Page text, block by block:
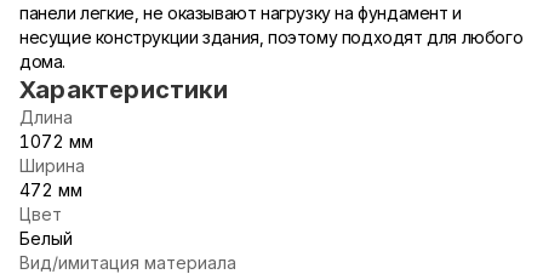
панели легкие, не оказывают нагрузку на фундамент и
несущие конструкции здания, поэтому подходят для любого
дома.
Характеристики
Длина
1072 мм
Ширина
472 мм
Цвет
Белый
Вид/имитация материала